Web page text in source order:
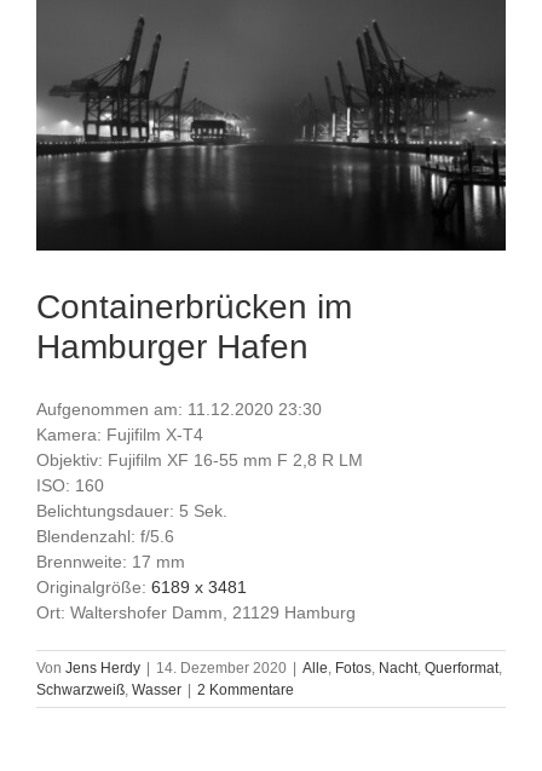
Containerbrücken im
Hamburger Hafen
Aufgenommen am: 11.12.2020 23:30
Kamera: Fujifilm X-T4
Objektiv: Fujifilm XF 16-55 mm F 2,8 R LM
ISO: 160
Belichtungsdauer: 5 Sek.
Blendenzahl: f/5.6
Brennweite: 17 mm
Originalgröße: 6189 x 3481
Ort: Waltershofer Damm, 21129 Hamburg
Von Jens Herdy 14. Dezember 2020 Alle, Fotos, Nacht, Querformat,
Schwarzweiß, Wasser 2 Kommentare